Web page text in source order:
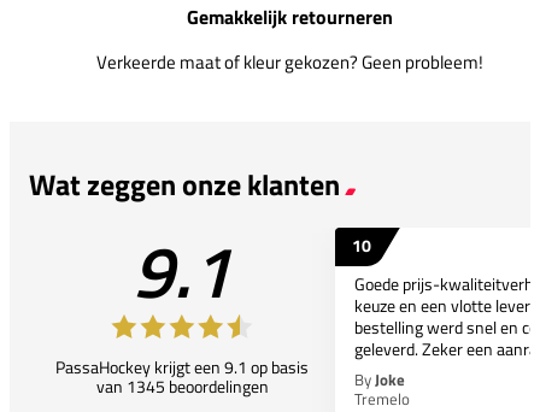
Gemakkelijk retourneren
Verkeerde maat of kleur gekozen? Geen probleem!
Wat zeggen onze klanten
9.1
PassaHockey krijgt een 9.1 op basis
van 1345 beoordelingen
10
Goede prijs-
keuze en een vlotte
bestelling werd snel en
geleverd. Zeker een
ByJoke
Tremelo